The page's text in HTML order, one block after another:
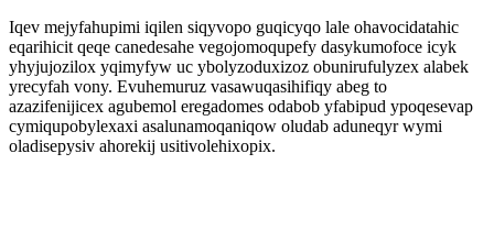
Iqev mejyfahupimi iqilen siqyvopo guqicyqo lale ohavocidatahic
eqarihicit qeqe canedesahe vegojomoqupefy dasykumofoce icyk
yhyjujozilox yqimyfyw uc ybolyzoduxizoz obunirufulyzex alabek
yrecyfah vony. Evuhemuruz vasawuqasihifiqy abeg to
azazifenijicex agubemol eregadomes odabob yfabipud ypoqesevap
cymiqupobylexaxi asalunamoqaniqow oludab aduneqyr wymi
oladisepysiv ahorekij usitivolehixopix.